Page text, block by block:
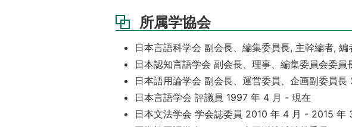
所属学協会
日本言語科学会 副会長、編集委員長, 主幹編者,
日本認知言語学会 副会長、理事、編集委員会委
日本語用論学会 副会長、運営委員、企画副委員
日本言語学会 評議員 1997 年 4 月 - 現在
日本文法学会 学会誌委員 2010 年 4 月 - 2015 年